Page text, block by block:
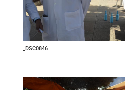
_DSC0846